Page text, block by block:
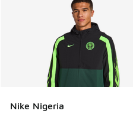
Nike Nigeria